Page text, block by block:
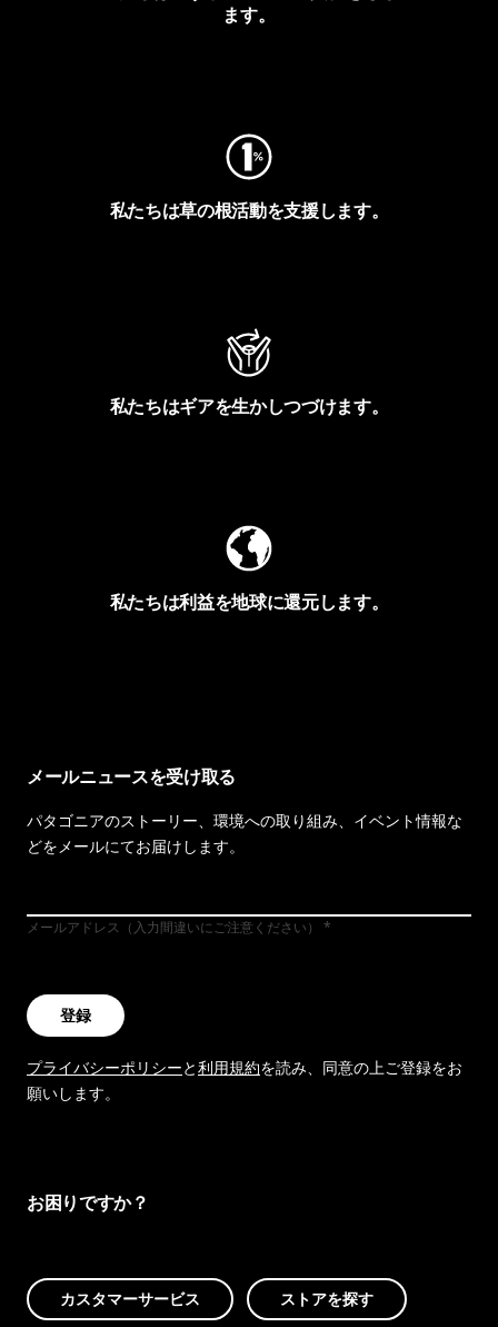
ます。
私たちは草の根活動を支援します。
私たちはギアを生かしつづけます。
私たちは利益を地球に還元します。
メールニュースを受け取る
パタゴニアのストーリー、環境への取り組み、イベント情報な
どをメールにてお届けします。
メールアドレス（入力間違いにご注意ください）
登録
プライバシーポリシーと利用規約を読み、同意の上ご登録をお
願いします。
お困りですか？
カスタマーサービス ストアを探す